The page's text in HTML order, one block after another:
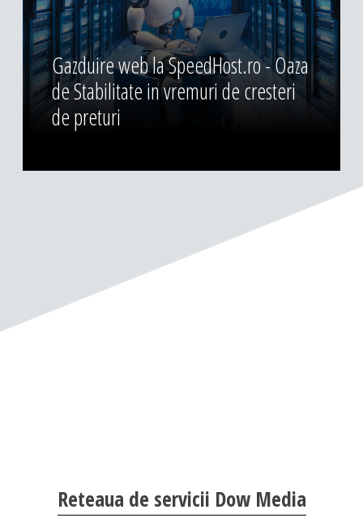
Gazduire web la SpeedHost.ro - Oaza
de Stabilitate in vremuri de cresteri
de preturi
Reteaua de servicii Dow Media